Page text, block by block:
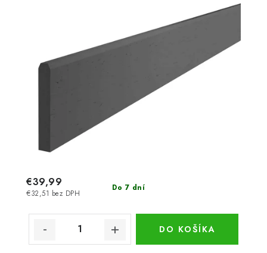
Do 7 dní
€32,51 bez DPH
€39,99
DO KOŠÍKA